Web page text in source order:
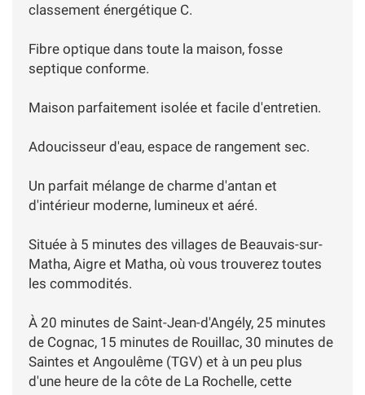
classement énergétique C.
Fibre optique dans toute la maison, fosse
septique conforme.
Maison parfaitement isolée et facile d'entretien.
Adoucisseur d'eau, espace de rangement sec.
Un parfait mélange de charme d'antan et
d'intérieur moderne, lumineux et aéré.
Située à 5 minutes des villages de Beauvais-sur-
Matha, Aigre et Matha, où vous trouverez toutes
les commodités.
À 20 minutes de Saint-Jean-d'Angély, 25 minutes
de Cognac, 15 minutes de Rouillac, 30 minutes de
Saintes et Angoulême (TGV) et à un peu plus
d'une heure de la côte de La Rochelle, cette